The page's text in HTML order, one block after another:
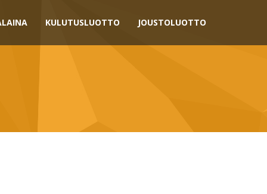
KULUTUSLUOTTO JOUSTOLUOTTO